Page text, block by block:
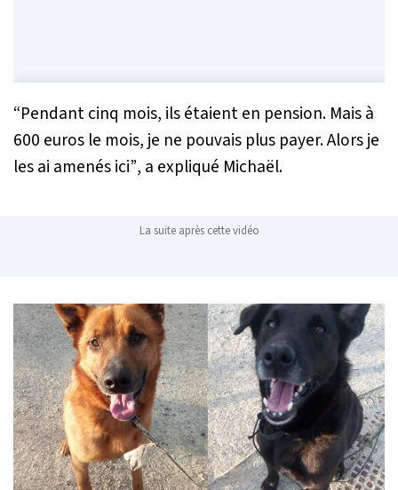
“Pendant cinq mois, ils étaient en pension. Mais à
600 euros le mois, je ne pouvais plus payer. Alors je
les ai amenés ici”, a expliqué Michaël.
La suite après cette vidéo